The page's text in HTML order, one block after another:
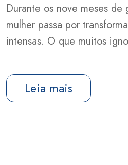
Durante os nove meses
mulher passa por
intensas. O que muitos
Leia mais